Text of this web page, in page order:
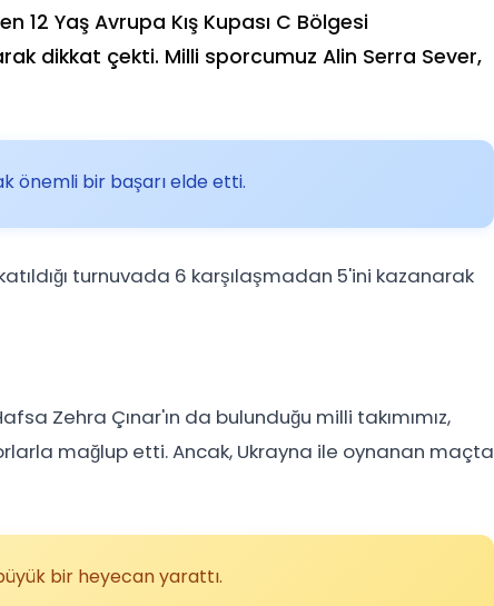
12 Yaş Avrupa Kış Kupası C Bölgesi
dikkat çekti. Milli sporcumuz Alin Serra Sever,
önemli bir başarı elde etti.
turnuvada 6 karşılaşmadan 5'ini kazanarak
Zehra Çınar'ın da bulunduğu milli takımımız,
mağlup etti. Ancak, Ukrayna ile oynanan maçta
bir heyecan yarattı.